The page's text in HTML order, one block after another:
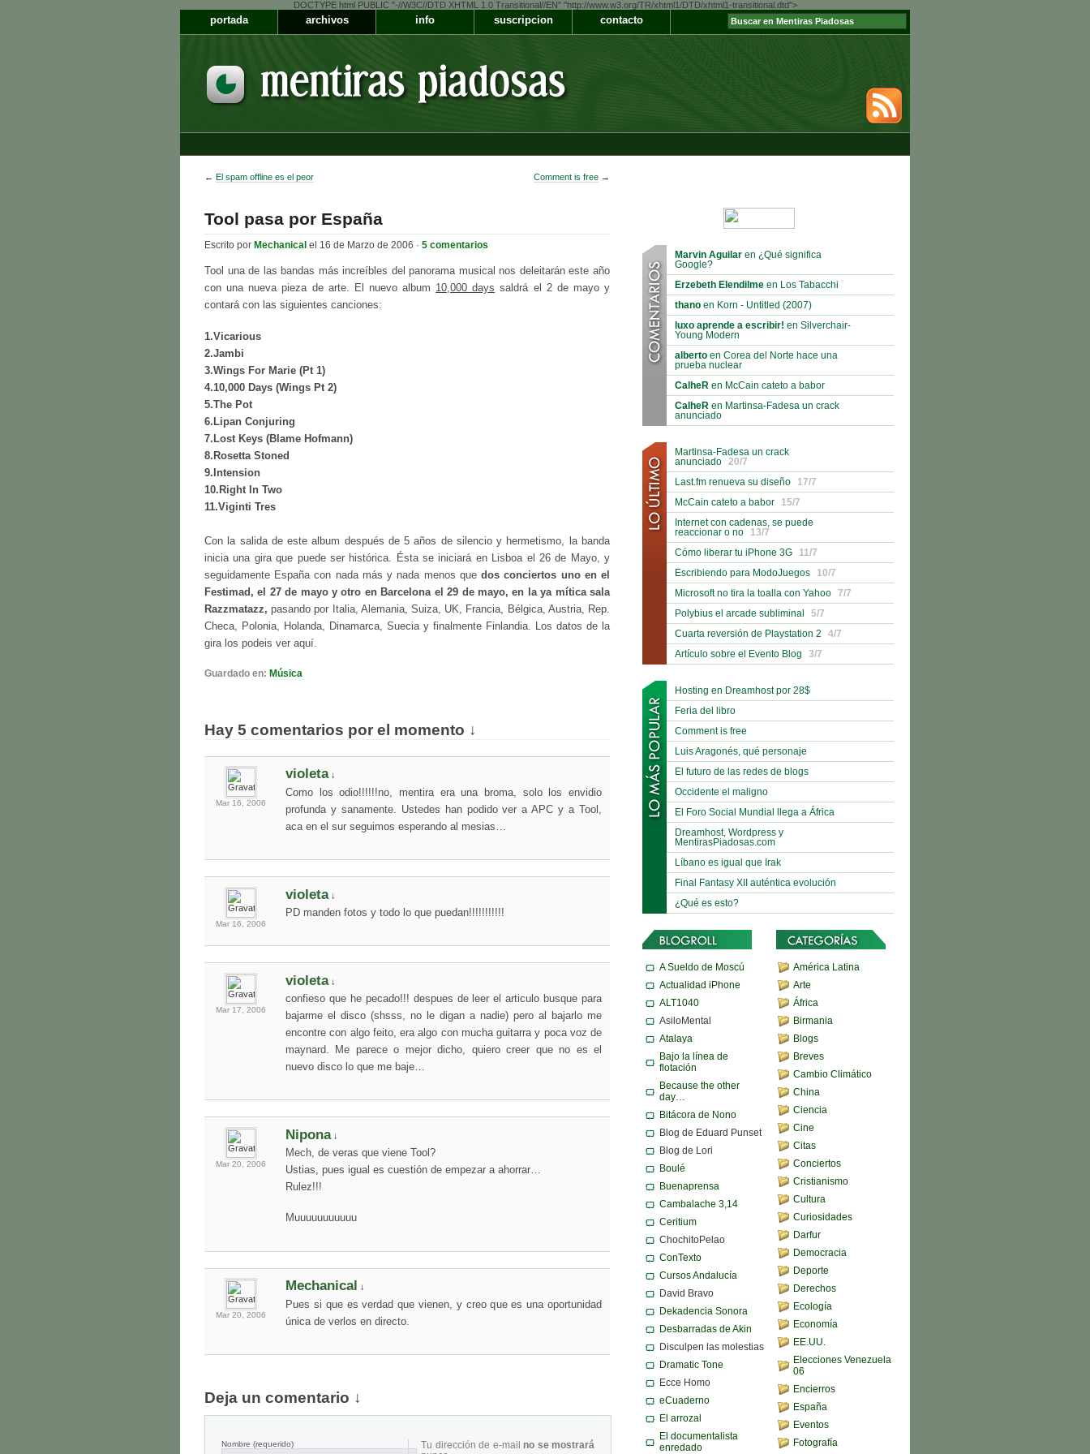
DOCTYPE html PUBLIC "-//W3C//DTD XHTML 1.0 Transitional//EN" "http://www.w3.org/TR/xhtml1/DTD/xhtml1-transitional.dtd">
portada archivos info suscripcion contacto
← El spam offline es el peor Comment is free →
Tool pasa por España
Escrito por Mechanical el 16 de Marzo de 2006 · 5 comentarios
Tool una de las bandas más increíbles del panorama musical nos deleitarán este año
con una nueva pieza de arte. El nuevo album 10,000 days saldrá el 2 de mayo y
contará con las siguientes canciones:
1.Vicarious
2.Jambi
3.Wings For Marie (Pt 1)
4.10,000 Days (Wings Pt 2)
5.The Pot
6.Lipan Conjuring
7.Lost Keys (Blame Hofmann)
8.Rosetta Stoned
9.Intension
10.Right In Two
11.Viginti Tres
Con la salida de este album después de 5 años de silencio y hermetismo, la banda
inicia una gira que puede ser histórica. Ésta se iniciará en Lisboa el 26 de Mayo, y
seguidamente España con nada más y nada menos quedos conciertos uno en el
Festimad, el 27 de mayo y otro en Barcelona el 29 de mayo, en la ya mítica sala
Razzmatazz, pasando por Italia, Alemania, Suiza, UK, Francia, Bélgica, Austria, Rep.
Checa, Polonia, Holanda, Dinamarca, Suecia y finalmente Finlandia. Los datos de la
gira los podeis ver aquí.
Guardado en: Música
Hay 5 comentarios por el momento ↓
Mar 16, 2006
violeta↓
Como los odio!!!!!!no, mentira era una broma, solo los envidio
profunda y sanamente. Ustedes han podido ver a APC y a Tool,
aca en el sur seguimos esperando al mesias…
Mar 16, 2006
violeta↓
PD manden fotos y todo lo que puedan!!!!!!!!!!!
Mar 17, 2006
violeta↓
confieso que he pecado!!! despues de leer el articulo busque para
bajarme el disco (shsss, no le digan a nadie) pero al bajarlo me
encontre con algo feito, era algo con mucha guitarra y poca voz de
maynard. Me parece o mejor dicho, quiero creer que no es el
nuevo disco lo que me baje…
Mar 20, 2006
Nipona↓
Mech, de veras que viene Tool?
Ustias, pues igual es cuestión de empezar a ahorrar…
Rulez!!!
Muuuuuuuuuuu
Mar 20, 2006
Mechanical ↓
Pues si que es verdad que vienen, y creo que es una oportunidad
única de verlos en directo.
Deja un comentario ↓
Nombre (requerido) Tu dirección de e-mail no se mostrará
Marvin Aguilar en ¿Qué significa
Google?
Erzebeth Elendilme en Los Tabacchi
thano en Korn - Untitled (2007)
luxo aprende a escribir! en Silverchair-
Young Modern
alberto en Corea del Norte hace una
prueba nuclear
CalheR en McCain cateto a babor
CalheR en Martinsa-Fadesa un crack
anunciado
Martinsa-Fadesa un crack
anunciado
20/7
Last.fm renueva su diseño
17/7
McCain cateto a babor
15/7
Internet con cadenas, se puede
reaccionar o no
13/7
Cómo liberar tu iPhone 3G
11/7
Escribiendo para ModoJuegos
10/7
Microsoft no tira la toalla con Yahoo
7/7
Polybius el arcade subliminal
5/7
Cuarta reversión de Playstation 2
4/7
Artículo sobre el Evento Blog
3/7
Hosting en Dreamhost por 28$
Feria del libro
Comment is free
Luis Aragonés, qué personaje
El futuro de las redes de blogs
Occidente el maligno
El Foro Social Mundial llega a África
Dreamhost, Wordpress y
MentirasPiadosas.com
Líbano es igual que Irak
Final Fantasy XII auténtica evolución
¿Qué es esto?
A Sueldo de Moscú
Actualidad iPhone
ALT1040
AsiloMental
Atalaya
Bajo la línea de
flotación
Because the other
day…
Bitácora de Nono
Blog de Eduard Punset
Blog de Lori
Boulé
Buenaprensa
Cambalache 3,14
Ceritium
ChochitoPelao
ConTexto
Cursos Andalucía
David Bravo
Dekadencia Sonora
Desbarradas de Akin
Disculpen las molestias
Dramatic Tone
Ecce Homo
eCuaderno
El arrozal
El documentalista
enredado
América Latina
Arte
África
Birmania
Blogs
Breves
Cambio Climático
China
Ciencia
Cine
Citas
Conciertos
Cristianismo
Cultura
Curiosidades
Darfur
Democracia
Deporte
Derechos
Ecología
Economía
EE.UU.
Elecciones Venezuela
06
Encierros
España
Eventos
Fotografía